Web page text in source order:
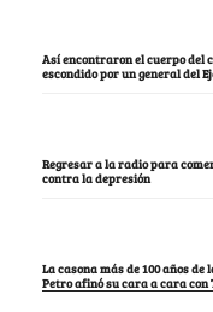
Así encontraron el cuerpo del
escondido por un general del
Regresar a la radio para
contra la depresión
La casona más de 100 años
Petro afinó su cara a cara con